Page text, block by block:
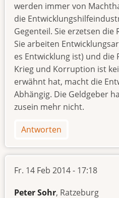
werden immer von
die
Gegenteil. Sie erzetsen die
Sie arbeiten
es Entwicklung ist) und die
Krieg und Korruption ist
erwähnt hat, macht die
Abhängig. Die Geldgeber
zusein mehr nicht.
Antworten
Fr. 14 Feb 2014 - 17:18
Peter Sohr, Ratzeburg